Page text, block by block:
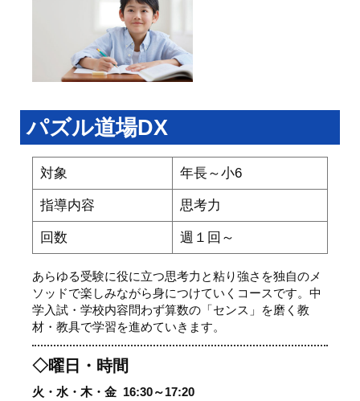
パズル道場DX
対象 年長～小6
指導内容 思考力
回数 週１回～
あらゆる受験に役に立つ思考力と粘り強さを独自のメ
ソッドで楽しみながら身につけていくコースです。中
学入試・学校内容問わず算数の「センス」を磨く教
材・教具で学習を進めていきます。
◇曜日・時間
火・水・木・金 16:30～17:20